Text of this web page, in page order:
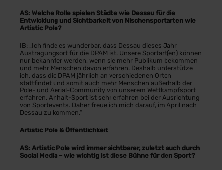
AS: Welche Rolle spielen Städte wie Dessau für die
Entwicklung und Sichtbarkeit von Nischensportarten wie
Artistic Pole?
IB: „Ich finde es wunderbar, dass Dessau dieses Jahr
Austragungsort für die DPAM ist. Unsere Sportart(en) können
nur bekannter werden, wenn sie mehr Publikum bekommen
und mehr Menschen davon erfahren. Deshalb unterstütze
ich, dass die DPAM jährlich an verschiedenen Orten
stattfindet und somit auch mehr Menschen außerhalb der
Pole- und Aerial-Community von unserem Wettkampfsport
erfahren. Anhalt-Sport ist sehr erfahren bei der Ausrichtung
von Sportevents. Daher freue ich mich darauf, im April nach
Dessau zu kommen.“
Artistic Pole & Öffentlichkeit
AS: Artistic Pole wird immer sichtbarer, zuletzt auch durch
Social Media – wie wichtig ist diese Bühne für den Sport?